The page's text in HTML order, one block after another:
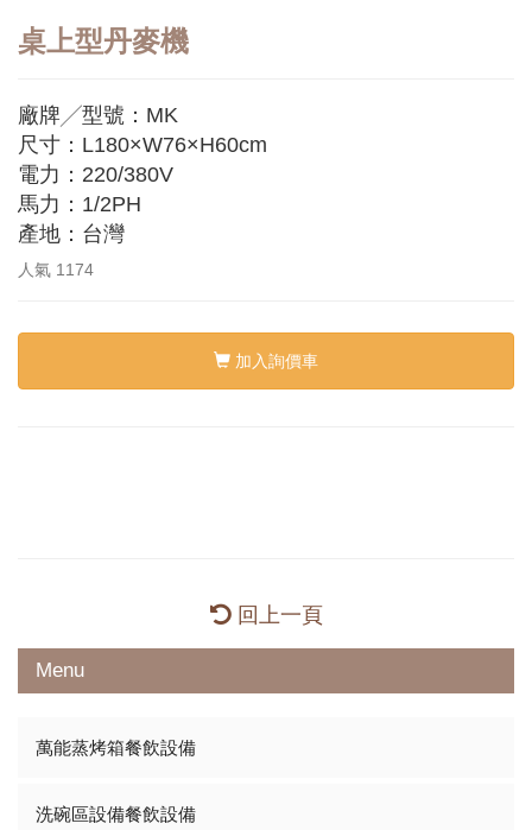
桌上型丹麥機
廠牌╱型號：MK
尺寸：L180×W76×H60cm
電力：220/380V
馬力：1/2PH
產地：台灣
人氣 1174
加入詢價車
回上一頁
Menu
萬能蒸烤箱餐飲設備
洗碗區設備餐飲設備